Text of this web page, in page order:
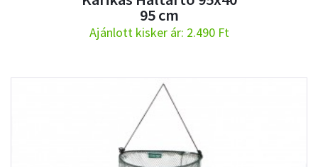
95 cm
Ajánlott kisker ár: 2.490 Ft